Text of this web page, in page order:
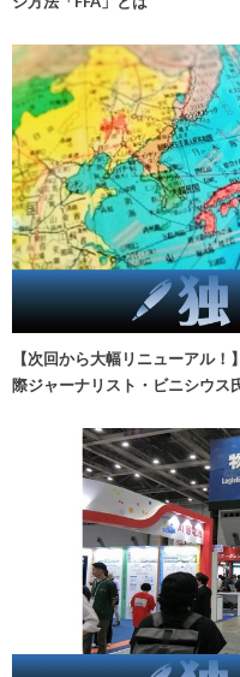
【次回から大幅リニューアル
際ジャーナリスト・ビニシウス